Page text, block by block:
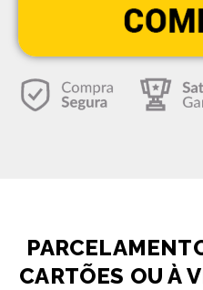
CARTÕES OU À